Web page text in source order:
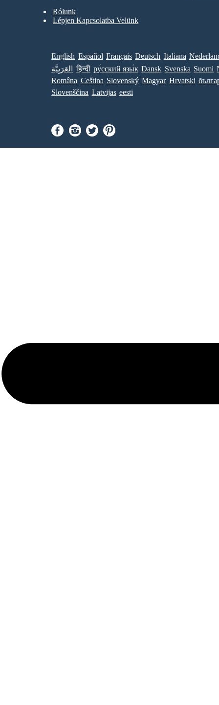
Rólunk
Lépjen Kapcsolatba Velünk
English Español Français Deutsch Italiana
العَرَبِيَّة
हिन्दी ру́сский язы́к Dansk Svenska Suomi
Româna Ceština Slovenský Magyar Hrvatski
Slovenščina Latvijas eesti